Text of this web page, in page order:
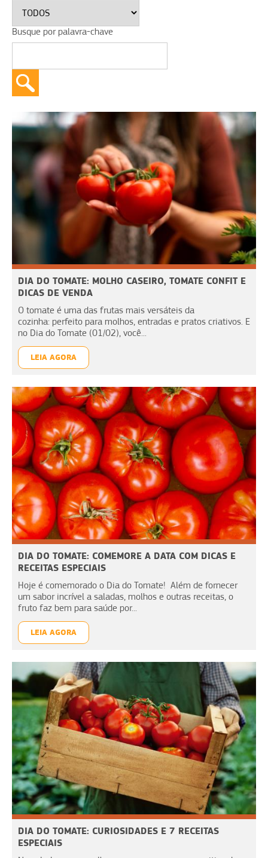
Busque por palavra-chave
DIA DO TOMATE: MOLHO CASEIRO, TOMATE CONFIT E
DICAS DE VENDA
O tomate é uma das frutas mais versáteis da
cozinha: perfeito para molhos, entradas e pratos criativos. E
no Dia do Tomate (01/02), você...
LEIA AGORA
DIA DO TOMATE: COMEMORE A DATA COM DICAS E
RECEITAS ESPECIAIS
Hoje é comemorado o Dia do Tomate! Além de fornecer
um sabor incrível a saladas, molhos e outras receitas, o
fruto faz bem para saúde por...
LEIA AGORA
DIA DO TOMATE: CURIOSIDADES E 7 RECEITAS
ESPECIAIS